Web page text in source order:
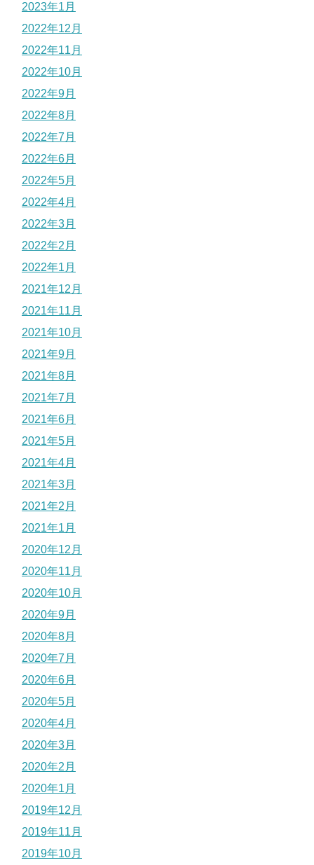
2023年1月
2022年12月
2022年11月
2022年10月
2022年9月
2022年8月
2022年7月
2022年6月
2022年5月
2022年4月
2022年3月
2022年2月
2022年1月
2021年12月
2021年11月
2021年10月
2021年9月
2021年8月
2021年7月
2021年6月
2021年5月
2021年4月
2021年3月
2021年2月
2021年1月
2020年12月
2020年11月
2020年10月
2020年9月
2020年8月
2020年7月
2020年6月
2020年5月
2020年4月
2020年3月
2020年2月
2020年1月
2019年12月
2019年11月
2019年10月